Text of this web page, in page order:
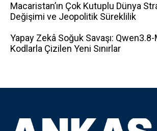
Macaristan’ın Çok Kutuplu Dünya
Değişimi ve Jeopolitik Süreklilik
Yapay Zekâ Soğuk Savaşı:
Kodlarla Çizilen Yeni Sınırlar